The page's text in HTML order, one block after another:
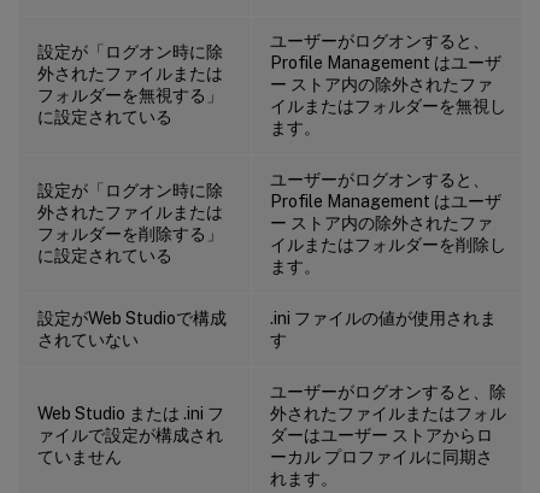
設定が「ログオン時に除
外されたファイルまたは
フォルダーを無視する」
に設定されている
ユーザーがログオンすると、
Profile Management はユーザ
ー ストア内の除外されたファ
イルまたはフォルダーを無視し
ます。
設定が「ログオン時に除
外されたファイルまたは
フォルダーを削除する」
に設定されている
ユーザーがログオンすると、
Profile Management はユーザ
ー ストア内の除外されたファ
イルまたはフォルダーを削除し
ます。
設定がWeb Studioで構成
されていない
.ini ファイルの値が使用されま
す
Web Studio または .ini フ
ァイルで設定が構成され
ていません
ユーザーがログオンすると、除
外されたファイルまたはフォル
ダーはユーザー ストアからロ
ーカル プロファイルに同期さ
れます。